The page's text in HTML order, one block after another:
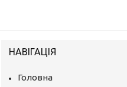
НАВІГАЦІЯ
Головна